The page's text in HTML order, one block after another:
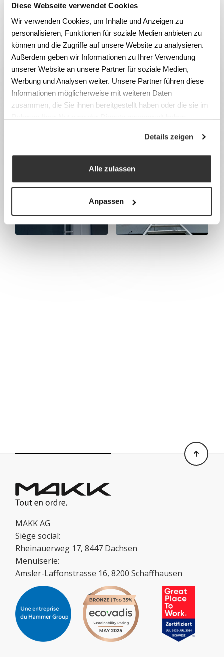
Diese Webseite verwendet Cookies
Wir verwenden Cookies, um Inhalte und Anzeigen zu
personalisieren, Funktionen für soziale Medien anbieten zu
können und die Zugriffe auf unsere Website zu analysieren.
Außerdem geben wir Informationen zu Ihrer Verwendung
unserer Website an unsere Partner für soziale Medien,
Werbung und Analysen weiter. Unsere Partner führen diese
Informationen möglicherweise mit weiteren Daten
zusammen, die Sie ihnen bereitgestellt haben oder die sie im
Details zeigen
Alle zulassen
Anpassen
Échelles et plateformes
MAKK AG
Siège social:
Rheinauerweg 17, 8447 Dachsen
Menuiserie:
Amsler-Laffonstrasse 16, 8200 Schaffhausen